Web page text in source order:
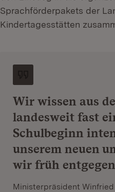
Sprachförderpakets der
Kindertagesstätten
Wir wissen aus
landesweit fast
Schulbeginn
unserem neuen
wir früh
Ministerpräsident